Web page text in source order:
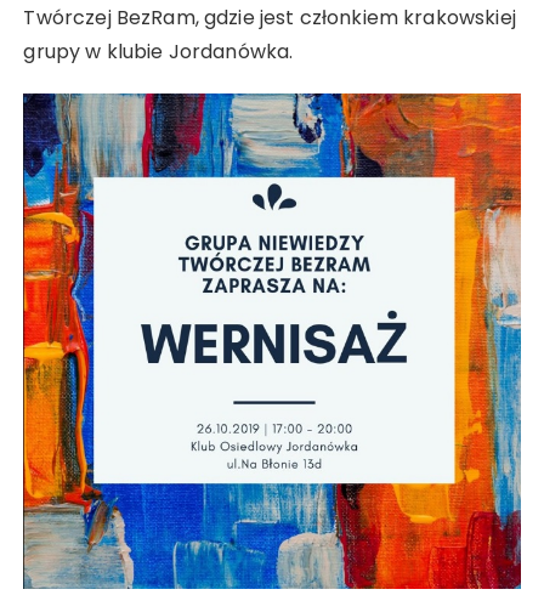
Twórczej BezRam, gdzie jest członkiem krakowskiej
grupy w klubie Jordanówka.